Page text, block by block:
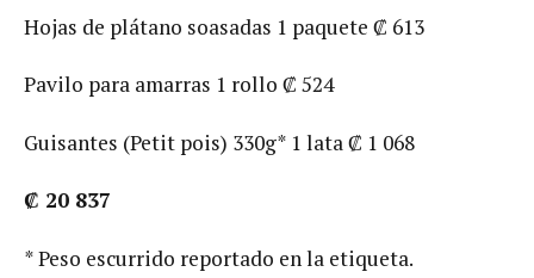
Hojas de plátano soasadas 1 paquete ₡ 613
Pavilo para amarras 1 rollo ₡ 524
Guisantes (Petit pois) 330g* 1 lata ₡ 1 068
₡ 20 837
* Peso escurrido reportado en la etiqueta.